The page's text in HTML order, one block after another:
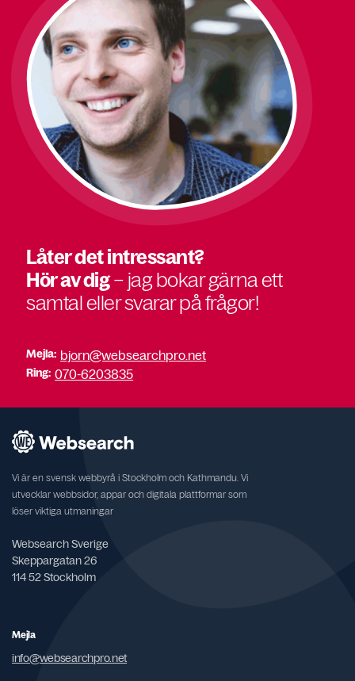
Låter det intressant?
Hör av dig– jag bokar gärna ett
samtal eller svarar på frågor!
Mejla: bjorn@websearchpro.net
Ring: 070-6203835
Vi är en svensk webbyrå i Stockholm och Kathmandu. Vi
utvecklar webbsidor, appar och digitala plattformar som
löser viktiga utmaningar
Websearch Sverige
Skeppargatan 26
114 52 Stockholm
Mejla
info@websearchpro.net